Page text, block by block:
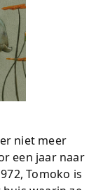
niet meer
een jaar naar
Tomoko is